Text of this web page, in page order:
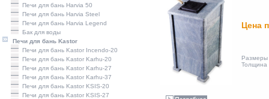
Печи для бань Harvia 50
Печи для бань Harvia Steel
Печи для бань Harvia Legend
Бак для воды
Печи для бань Kastor
Печи для бань Kastor Incendo-20
Печи для бань Kastor Karhu-20
Печи для бань Kastor Karhu-27
Печи для бань Kastor Karhu-37
Печи для бань Kastor KSIS-20
Печи для бань Kastor KSIS-27
Цена
Размеры
Толщина